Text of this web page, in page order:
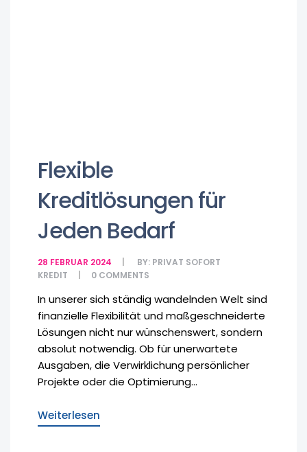
Flexible
Kreditlösungen für
Jeden Bedarf
28 FEBRUAR 2024 BY: PRIVAT SOFORT
KREDIT
0 COMMENTS
In unserer sich ständig wandelnden Welt sind
finanzielle Flexibilität und maßgeschneiderte
Lösungen nicht nur wünschenswert, sondern
absolut notwendig. Ob für unerwartete
Ausgaben, die Verwirklichung persönlicher
Projekte oder die Optimierung...
Weiterlesen